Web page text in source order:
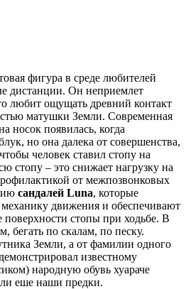
фигура в среде любителей
дистанции. Он неприемлет
любит ощущать древний контакт
матушки Земли. Современная
носок появилась, когда
но она далека от совершенства,
человек ставил стопу на
стопу – это снижает нагрузку на
от межпозвонковых
сандалей Luna, которые
движения и обеспечивают
поверхности стопы при ходьбе. В
бегать по скалам, по песку.
Земли, а от фамилии одного
известному
народную обувь хуараче
еше наши предки.